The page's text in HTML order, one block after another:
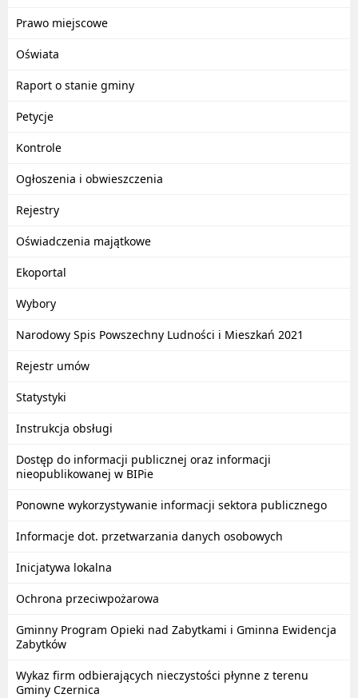
Prawo miejscowe
Oświata
Raport o stanie gminy
Petycje
Kontrole
Ogłoszenia i obwieszczenia
Rejestry
Oświadczenia majątkowe
Ekoportal
Wybory
Narodowy Spis Powszechny Ludności i Mieszkań 2021
Rejestr umów
Statystyki
Instrukcja obsługi
Dostęp do informacji publicznej oraz informacji
nieopublikowanej w BIPie
Ponowne wykorzystywanie informacji sektora publicznego
Informacje dot. przetwarzania danych osobowych
Inicjatywa lokalna
Ochrona przeciwpożarowa
Gminny Program Opieki nad Zabytkami i Gminna Ewidencja
Zabytków
Wykaz firm odbierających nieczystości płynne z terenu
Gminy Czernica